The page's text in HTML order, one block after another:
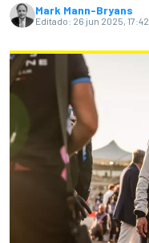
Mark Mann-Bryans
Editado: 26 jun 2025, 17:42